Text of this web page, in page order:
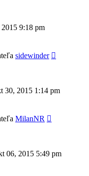
9:18 pm
sidewinder
30, 2015 1:14 pm
MilanNR
06, 2015 5:49 pm